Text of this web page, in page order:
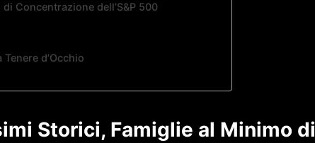
Concentrazione dell’S&P 500
d’Occhio
Storici, Famiglie al Minimo di